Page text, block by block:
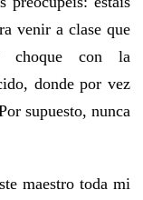
venir a clase que
choque con la
donde por vez
supuesto, nunca
maestro toda mi